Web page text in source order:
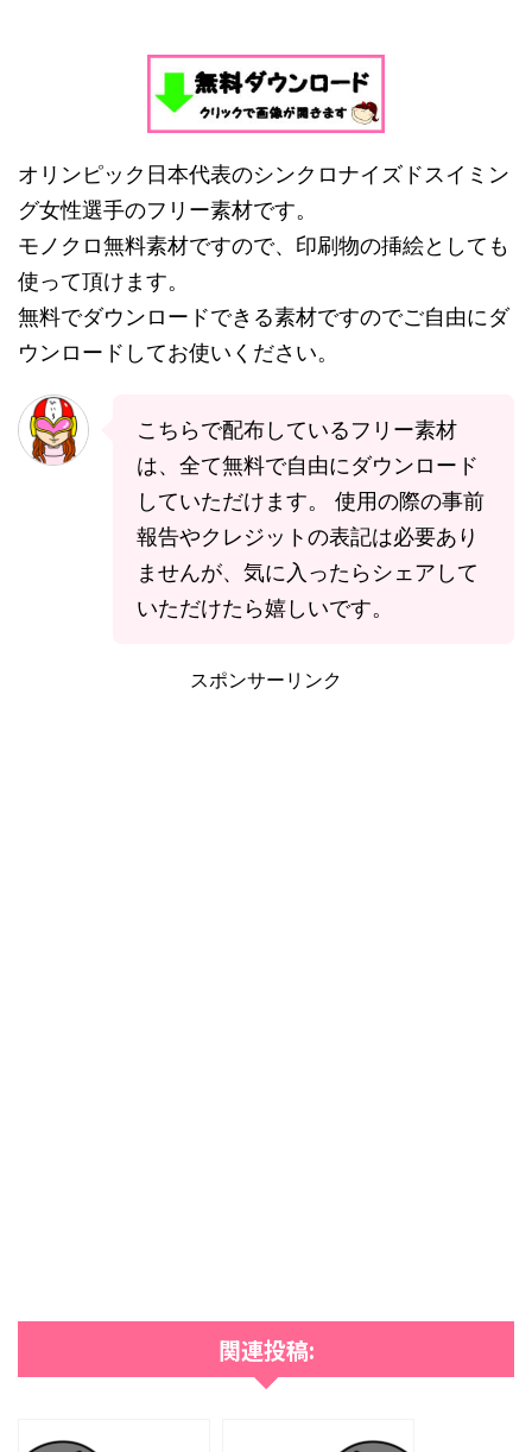
オリンピック日本代表のシンクロナイズドスイミン
グ女性選手のフリー素材です。
モノクロ無料素材ですので、印刷物の挿絵としても
使って頂けます。
無料でダウンロードできる素材ですのでご自由にダ
ウンロードしてお使いください。
こちらで配布しているフリー素材
は、全て無料で自由にダウンロード
していただけます。 使用の際の事前
報告やクレジットの表記は必要あり
ませんが、気に入ったらシェアして
いただけたら嬉しいです。
スポンサーリンク
関連投稿: